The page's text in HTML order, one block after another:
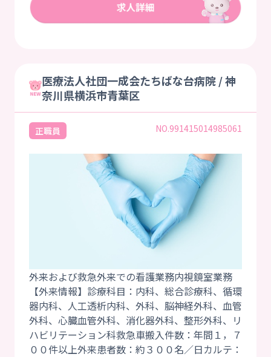
医療法人社団一成会たちばな台病院 / 神
奈川県横浜市青葉区
正職員 NO.991415014985061
外来および救急外来での看護業務内視鏡室業務
【外来情報】診療科目：内科、総合診療科、循環
器内科、人工透析内科、外科、脳神経外科、血管
外科、心臓血管外科、消化器外科、整形外科、リ
ハビリテーション科救急車搬入件数：年間１，７
００件以上外来患者数：約３００名／日カルテ：